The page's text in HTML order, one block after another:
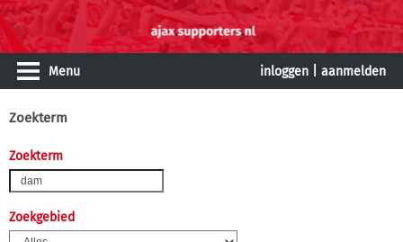
Menu inloggen aanmelden
Zoekterm
Zoekterm
Zoekgebied